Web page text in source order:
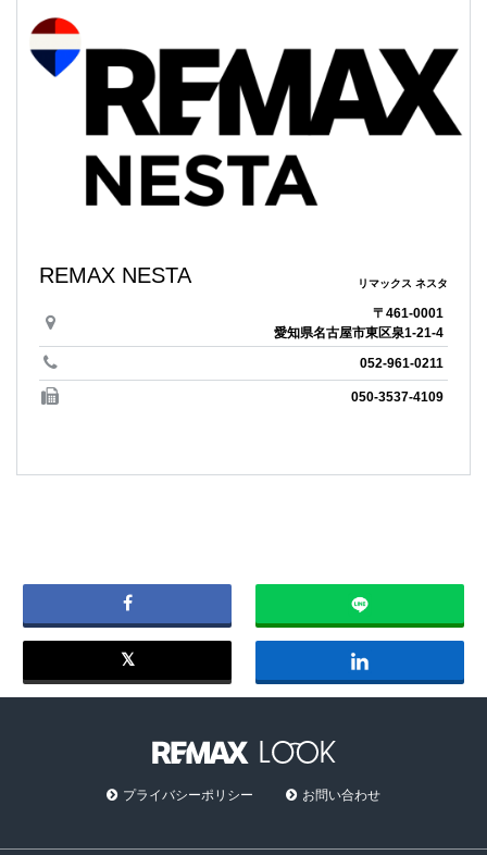
REMAX NESTA リマックス ネスタ
〒461-0001
愛知県名古屋市東区泉1-21-4
052-961-0211
050-3537-4109
プライバシーポリシー お問い合わせ